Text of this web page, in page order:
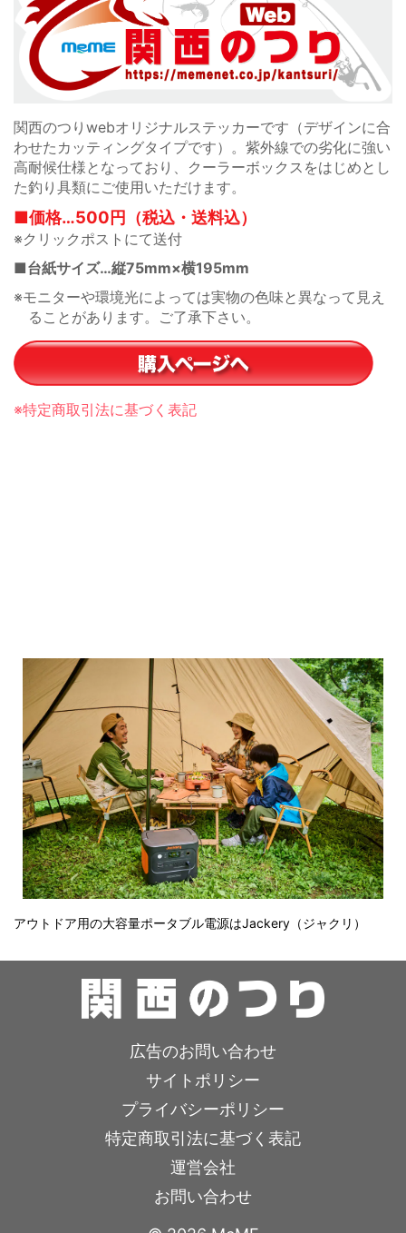
関西のつりwebオリジナルステッカーです（デザインに合
わせたカッティングタイプです）。紫外線での劣化に強い
高耐候仕様となっており、クーラーボックスをはじめとし
た釣り具類にご使用いただけます。
■価格…500円（税込・送料込）
※クリックポストにて送付
■台紙サイズ…縦75mm×横195mm
※モニターや環境光によっては実物の色味と異なって見え
ることがあります。ご了承下さい。
※特定商取引法に基づく表記
アウトドア用の大容量ポータブル電源はJackery（ジャクリ）
広告のお問い合わせ
サイトポリシー
プライバシーポリシー
特定商取引法に基づく表記
運営会社
お問い合わせ